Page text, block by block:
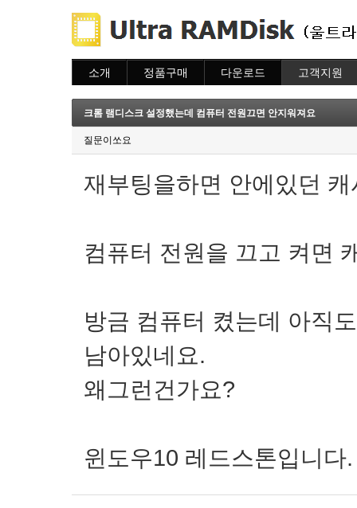
소개 정품구매
주문조회
이용안내
다운로드 고객지원
자주묻는질문
질문하기
크롬 램디스크 설정했는데 컴퓨터 전원끄면 안지워져요
질문이쏘요
재부팅을하면 안에있던
컴퓨터 전원을 끄고 켜면
방금 컴퓨터 켰는데 아직
남아있네요.
왜그런건가요?
윈도우10 레드스톤입니다.